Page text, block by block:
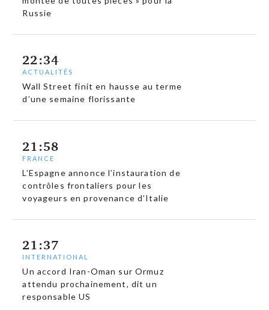
Russie
22:34
ACTUALITÉS
Wall Street finit en hausse au terme
d’une semaine florissante
21:58
FRANCE
L’Espagne annonce l’instauration de
contrôles frontaliers pour les
voyageurs en provenance d’Italie
21:37
INTERNATIONAL
Un accord Iran-Oman sur Ormuz
attendu prochainement, dit un
responsable US